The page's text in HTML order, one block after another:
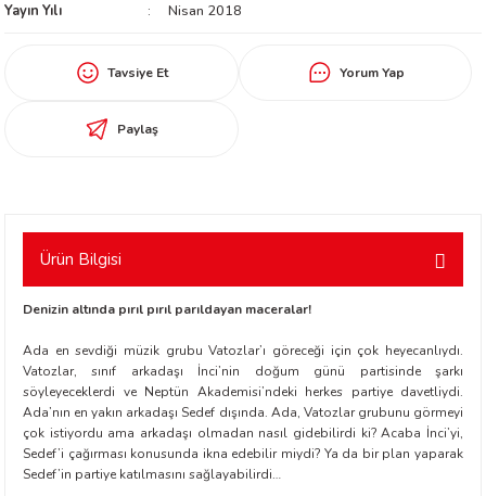
Yayın Yılı
Nisan 2018
Tavsiye Et Yorum Yap
Paylaş
Ürün Bilgisi
Denizin altında pırıl pırıl parıldayan maceralar!
Ada en sevdiği müzik grubu Vatozlar’ı göreceği için çok heyecanlıydı.
Vatozlar, sınıf arkadaşı İnci’nin doğum günü partisinde şarkı
söyleyeceklerdi ve Neptün Akademisi’ndeki herkes partiye davetliydi.
Ada’nın en yakın arkadaşı Sedef dışında. Ada, Vatozlar grubunu görmeyi
çok istiyordu ama arkadaşı olmadan nasıl gidebilirdi ki? Acaba İnci’yi,
Sedef’i çağırması konusunda ikna edebilir miydi? Ya da bir plan yaparak
Sedef’in partiye katılmasını sağlayabilirdi…